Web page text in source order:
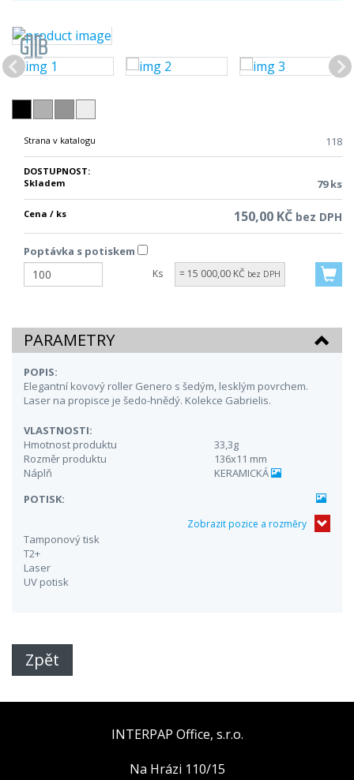
Strana v katalogu 118
DOSTUPNOST:
Skladem
79 ks
Cena / ks 150,00 KČ bez DPH
Poptávka s potiskem
Ks = 15 000,00 KČ bez DPH
PARAMETRY
POPIS:
Elegantní kovový roller Genero s šedým, lesklým povrchem.
Laser na propisce je šedo-hnědý. Kolekce Gabrielis.
VLASTNOSTI:
Hmotnost produktu
33,3g
Rozměr produktu
136x11 mm
Náplň
KERAMICKÁ
POTISK:
Zobrazit pozice a rozměry
Tamponový tisk
T2+
Laser
UV potisk
Zpět
INTERPAP Office, s.r.o.
Na Hrázi 110/15